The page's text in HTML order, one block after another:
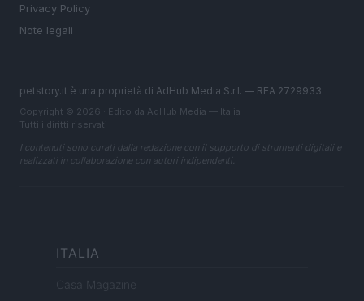
Privacy Policy
Note legali
petstory.it è una proprietà di AdHub Media S.r.l. — REA 2729933
Copyright © 2026 · Edito da AdHub Media — Italia
Tutti i diritti riservati
I contenuti sono curati dalla redazione con il supporto di strumenti digitali e
realizzati in collaborazione con autori indipendenti.
ITALIA
Casa Magazine